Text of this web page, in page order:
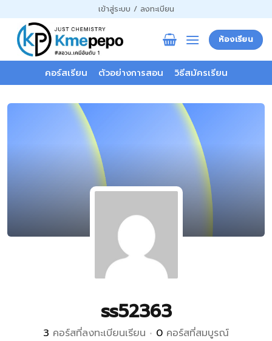
ไป
เนื้อหา
เข้าสู่ระบบ / ลงทะเบียน
ห้องเรียน
คอร์สเรียน ตัวอย่างการสอน วิธีสมัครเรียน
ss52363
3 คอร์สที่ลงทะเบียนเรียน • 0 คอร์สที่สมบูรณ์